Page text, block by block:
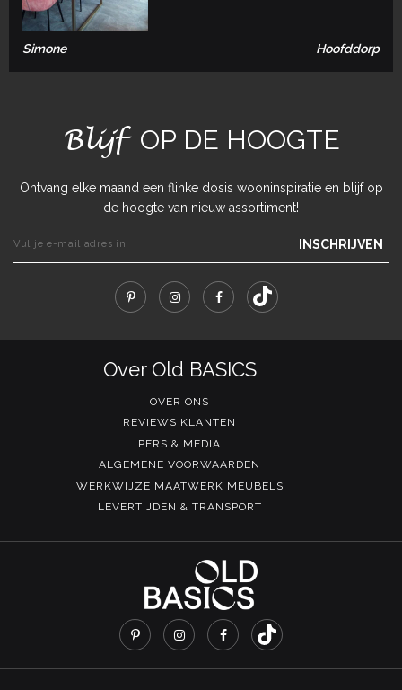
Simone Hoofddorp
Blijf OP DE HOOGTE
Ontvang elke maand een flinke dosis wooninspiratie en blijf op
de hoogte van nieuw assortiment!
INSCHRIJVEN
Over Old BASICS
OVER ONS
REVIEWS KLANTEN
PERS & MEDIA
ALGEMENE VOORWAARDEN
WERKWIJZE MAATWERK MEUBELS
LEVERTIJDEN & TRANSPORT